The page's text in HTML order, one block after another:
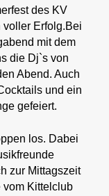
des KV
voller Erfolg.Bei
mit dem
die Dj`s von
Abend. Auch
und ein
gefeiert.
los. Dabei
zur Mittagszeit
vom Kittelclub